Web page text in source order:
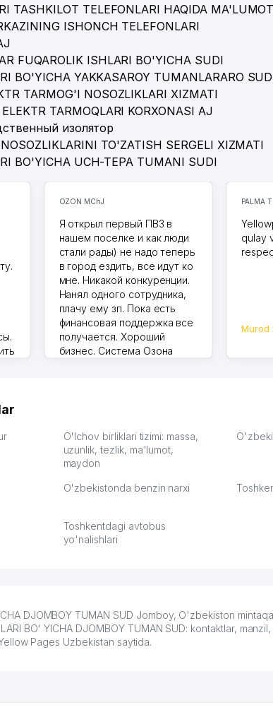
TASHKILOT TELEFONLARI HAQIDA
ISHONCH TELEFONLARI
FUQAROLIK ISHLARI BO'YICHA SUDI
BO'YICHA YAKKASAROY TUMANLARARO
TARMOG'I NOSOZLIKLARI XIZMATI
TARMOQLARI KORXONASI AJ
изолятор
TO'ZATISH SERGELI XIZMATI
BO'YICHA UCH-TEPA TUMANI SUDI
OZON MChJ
Я открыл первый ПВЗ в
нашем поселке и как люди
стали рады) не надо теперь
в город ездить, все идут ко
мне. Никакой конкуренции.
Нанял одного сотрудника,
плачу ему зп. Пока есть
финансовая поддержка все
получается. Хороший
бизнес. Система Озона
тут у нас уже есть ПВЗ.
Выгодное дело и
спокойное.
PALMA
qulay
Murod
O'lchov birliklari tizimi: massa,
uzunlik, tezlik, ma'lumot,
maydon
O'zbekistonda benzin narxi
Toshkentdagi avtobus
yo'nalishlari
DJOMBOY TUMAN SUD Jomboy, O'zbekiston
BO' YICHA DJOMBOY TUMAN SUD: kontaktlar,
Pages Uzbekistan saytida.